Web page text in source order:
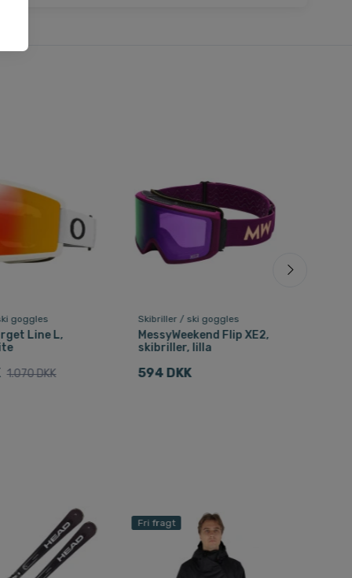
goggles
Line L,
1.070 DKK
Skibriller / ski goggles
MessyWeekend Flip XE2,
skibriller, lilla
594 DKK
Fri fragt